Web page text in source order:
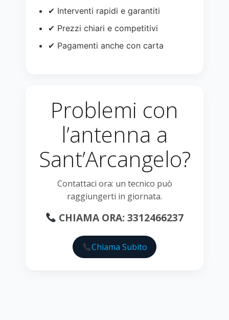
✔ Interventi rapidi e garantiti
✔ Prezzi chiari e competitivi
✔ Pagamenti anche con carta
Problemi con
l’antenna a
Sant’Arcangelo?
Contattaci ora: un tecnico può
raggiungerti in giornata.
CHIAMA ORA: 3312466237
Chiama Subito